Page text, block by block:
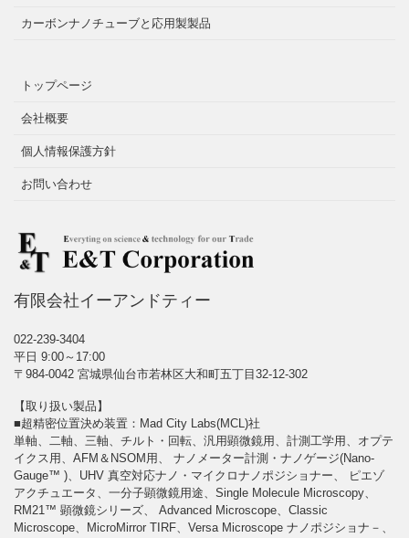
カーボンナノチューブと応用製製品
トップページ
会社概要
個人情報保護方針
お問い合わせ
有限会社イーアンドティー
022-239-3404
平日 9:00～17:00
〒984-0042 宮城県仙台市若林区大和町五丁目32-12-302
【取り扱い製品】
■超精密位置決め装置：Mad City Labs(MCL)社
単軸、二軸、三軸、チルト・回転、汎用顕微鏡用、計測工学用、オプテ
イクス用、AFM＆NSOM用、 ナノメーター計測・ナノゲージ(Nano-
Gauge™ )、UHV 真空対応ナノ・マイクロナノポジショナー、 ピエゾ
アクチュエータ、一分子顕微鏡用途、Single Molecule Microscopy、
RM21™ 顕微鏡シリーズ、 Advanced Microscope、Classic
Microscope、MicroMirror TIRF、Versa Microscope ナノポジショナ－、